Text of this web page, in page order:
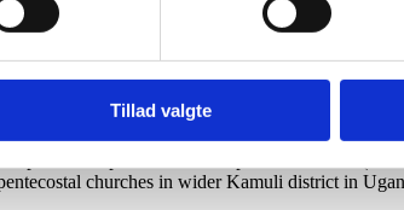
Tillad valgte
to explore and develop the ressources
churches in wider Kamuli district in